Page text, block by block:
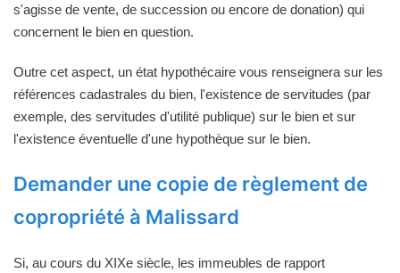
s'agisse de vente, de succession ou encore de donation) qui
concernent le bien en question.
Outre cet aspect, un état hypothécaire vous renseignera sur les
références cadastrales du bien, l'existence de servitudes (par
exemple, des servitudes d'utilité publique) sur le bien et sur
l'existence éventuelle d'une hypothèque sur le bien.
Demander une copie de règlement de
copropriété à Malissard
Si, au cours du XIXe siècle, les immeubles de rapport